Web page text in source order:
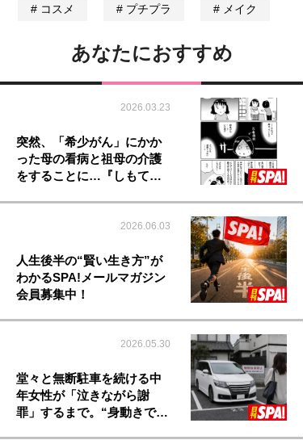
コスメ プチプラ メイク
あなたにおすすめ
2026.03.23
突然、「希少がん」にかか
った母の看病と祖母の介護
をすることに…『しもて…
2026.06.03
人生後半の“賢い生き方”が
わかるSPA!メールマガジン
会員募集中！
2026.05.30
堂々と無断駐車を続ける中
年女性が「泣きながら謝
罪」するまで。“身動きで…